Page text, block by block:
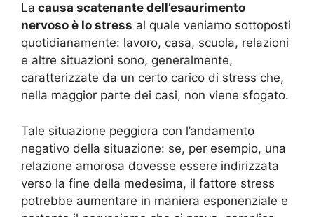
La causa scatenante dell’esaurimento
nervoso è lo stress al quale veniamo sottoposti
quotidianamente: lavoro, casa, scuola, relazioni
e altre situazioni sono, generalmente,
caratterizzate da un certo carico di stress che,
nella maggior parte dei casi, non viene sfogato.
Tale situazione peggiora con l’andamento
negativo della situazione: se, per esempio, una
relazione amorosa dovesse essere indirizzata
verso la fine della medesima, il fattore stress
potrebbe aumentare in maniera esponenziale e